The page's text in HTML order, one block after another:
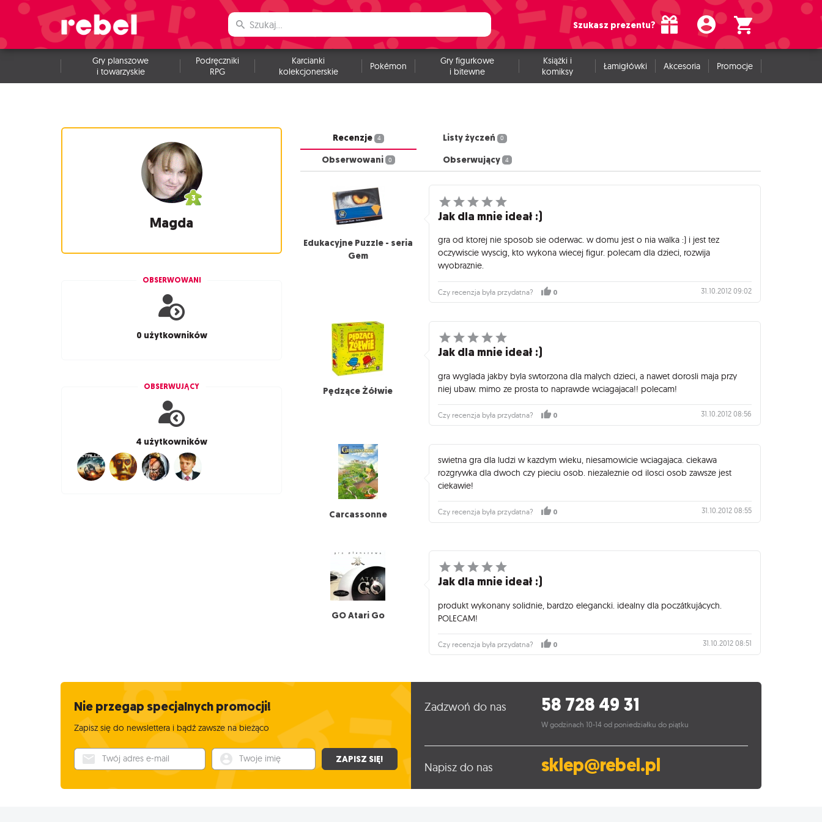
Szukasz prezentu?
Gry planszowe
i towarzyskie
Podręczniki
RPG
Karcianki
kolekcjonerskie
Pokémon
Gry figurkowe
i bitewne
Książki i
komiksy
Łamigłówki Akcesoria Promocje
Magda
OBSERWOWANI
0 użytkowników
OBSERWUJĄCY
4 użytkowników
Recenzje 4 Listy życzeń 0
Obserwowani 0 Obserwujący 4
Edukacyjne Puzzle - seria
Gem
Jak dla mnie ideał :)
gra od ktorej nie sposob sie oderwac. w domu jest o nia walka :) i jest tez
oczywiscie wyscig, kto wykona wiecej figur. polecam dla dzieci, rozwija
wyobraznie.
Czy recenzja była przydatna? 0 31.10.2012 09:02
Pędzące Żółwie
Jak dla mnie ideał :)
gra wyglada jakby byla swtorzona dla malych dzieci, a nawet dorosli maja przy
niej ubaw. mimo ze prosta to naprawde wciagajaca!! polecam!
Czy recenzja była przydatna? 0 31.10.2012 08:56
Carcassonne
swietna gra dla ludzi w kazdym wieku, niesamowicie wciagajaca. ciekawa
rozgrywka dla dwoch czy pieciu osob. niezaleznie od ilosci osob zawsze jest
ciekawie!
Czy recenzja była przydatna? 0 31.10.2012 08:55
GO Atari Go
Jak dla mnie ideał :)
produkt wykonany solidnie, bardzo elegancki. idealny dla poczátkujácych.
POLECAM!
Czy recenzja była przydatna? 0 31.10.2012 08:51
Nie przegap specjalnych promocji!
Zapisz się do newslettera i bądź zawsze na bieżąco
Twój adres e-mail Twoje imię ZAPISZ SIĘ!
Zadzwoń do nas 58 728 49 31
W godzinach 10-14 od poniedziałku do piątku
Napisz do nas sklep@rebel.pl